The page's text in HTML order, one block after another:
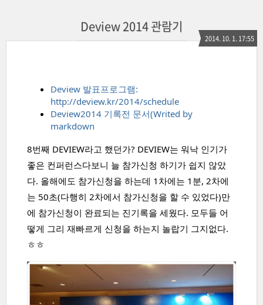
Deview 2014 관람기
2014. 10. 1. 17:55
Deview 발표프로그램:
http://deview.kr/2014/schedule
Deview2014 기록전 문서(Writed by
markdown
8번째 DEVIEW라고 했던가? DEVIEW는 워낙 인기가
좋은 컨퍼런스다보니 늘 참가신청 하기가 쉽지 않았
다. 올해에도 참가신청을 하는데 1차에는 1분, 2차에
는 50초(다행히 2차에서 참가신청을 할 수 있었다)만
에 참가신청이 완료되는 진기록을 세웠다. 모두들 어
떻게 그리 재빠르게 신청을 하는지 놀랍기 그지없다.
ㅎㅎ